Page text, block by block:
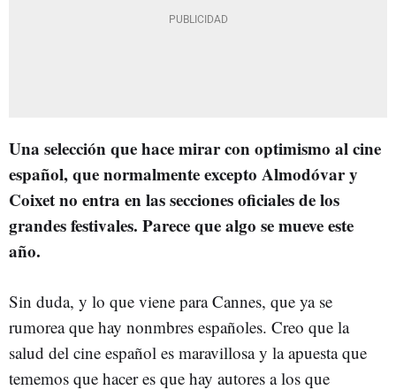
Una selección que hace mirar con optimismo al cine
español, que normalmente excepto Almodóvar y
Coixet no entra en las secciones oficiales de los
grandes festivales. Parece que algo se mueve este
año.
Sin duda, y lo que viene para Cannes, que ya se
rumorea que hay nonmbres españoles. Creo que la
salud del cine español es maravillosa y la apuesta que
tememos que hacer es que hay autores a los que